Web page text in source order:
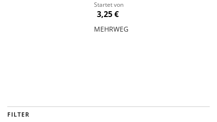
Startet von
3,25 €
MEHRWEG
FILTER